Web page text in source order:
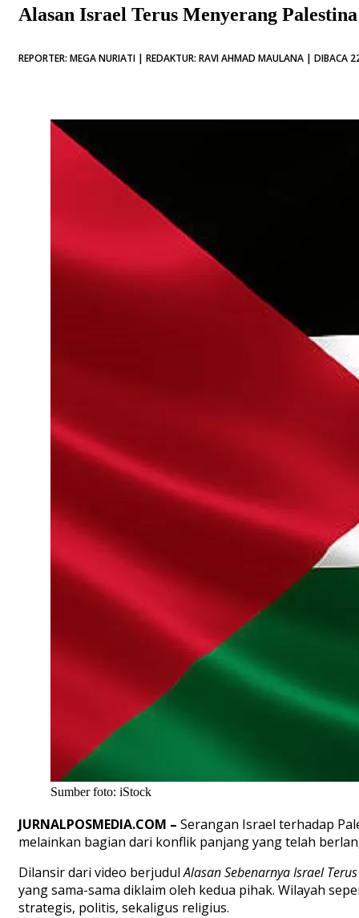
Alasan Israel Terus Menyerang Palestina
REPORTER: MEGA NURIATI | REDAKTUR: RAVI AHMAD MAULANA | DIBACA
Sumber foto: iStock
JURNALPOSMEDIA.COM – Serangan Israel terhadap
melainkan bagian dari konflik panjang yang telah
Dilansir dari video berjudulAlasan Sebenarnya Israel
yang sama-sama diklaim oleh kedua pihak. Wilayah
strategis, politis, sekaligus religius.